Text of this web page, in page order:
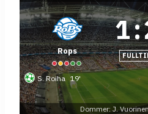
Rops
1:
S. Roiha 19'
Dommer: J. Vuorinen